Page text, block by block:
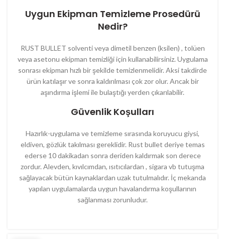
Uygun Ekipman Temizleme Prosedürü
Nedir?
RUST BULLET solventi veya dimetil benzen (ksilen) , tolüen
veya asetonu ekipman temizliği için kullanabilirsiniz. Uygulama
sonrası ekipman hızlı bir şekilde temizlenmelidir. Aksi takdirde
ürün katılaşır ve sonra kaldırılması çok zor olur. Ancak bir
aşındırma işlemi ile bulaştığı yerden çıkarılabilir.
Güvenlik Koşulları
Hazırlık-uygulama ve temizleme sırasında koruyucu giysi,
eldiven, gözlük takılması gereklidir. Rust bullet deriye temas
ederse 10 dakikadan sonra deriden kaldırmak son derece
zordur. Alevden, kıvılcımdan, ısıtıcılardan , sigara vb tutuşma
sağlayacak bütün kaynaklardan uzak tutulmalıdır. İç mekanda
yapılan uygulamalarda uygun havalandırma koşullarının
sağlanması zorunludur.